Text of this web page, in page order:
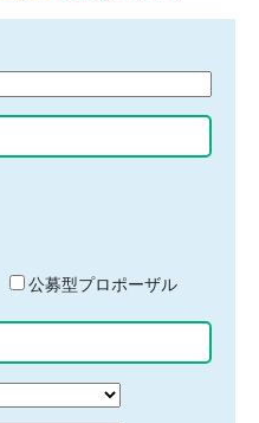
公募型プロポーザル